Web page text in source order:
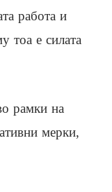
работа и
тоа е силата
рамки на
мерки,